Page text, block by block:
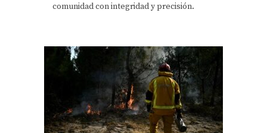
comunidad con integridad y precisión.